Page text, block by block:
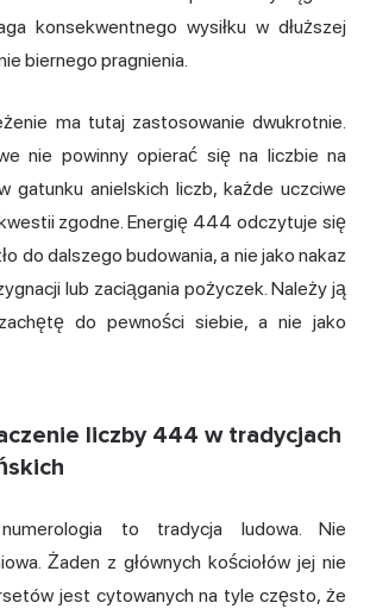
konsekwentnego wysiłku w dłuższej
biernego pragnienia.
ma tutaj zastosowanie dwukrotnie.
nie powinny opierać się na liczbie na
gatunku anielskich liczb, każde uczciwe
zgodne. Energię 444 odczytuje się
do dalszego budowania, a nie jako nakaz
lub zaciągania pożyczek. Należy ją
do pewności siebie, a nie jako
liczby 444 w tradycjach
numerologia to tradycja ludowa. Nie
Żaden z głównych kościołów jej nie
jest cytowanych na tyle często, że